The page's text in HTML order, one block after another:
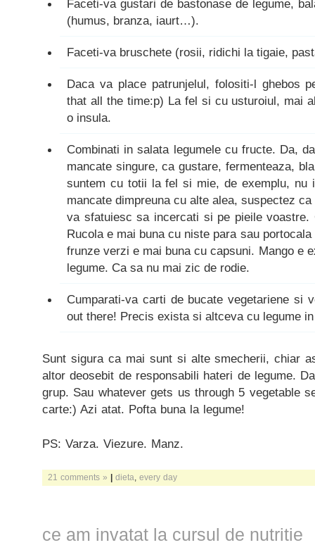
Faceti-va gustari de bastonase de legume,
(humus, branza, iaurt…).
Faceti-va bruschete (rosii, ridichi la tigaie,
Daca va place patrunjelul, folositi-l ghebos
that all the time:p) La fel si cu usturoiul, mai
o insula.
Combinati in salata legumele cu fructe. Da,
mancate singure, ca gustare, fermenteaza,
suntem cu totii la fel si mie, de exemplu, nu
mancate dimpreuna cu alte alea, suspectez
va sfatuiesc sa incercati si pe pieile
Rucola e mai buna cu niste para sau
frunze verzi e mai buna cu capsuni. Mango e
legume. Ca sa nu mai zic de rodie.
Cumparati-va carti de bucate vegetariene si
out there! Precis exista si altceva cu legume
Sunt sigura ca mai sunt si alte smecherii, chiar
altor deosebit de responsabili hateri de legume.
grup. Sau whatever gets us through 5 vegetable
carte:) Azi atat. Pofta buna la legume!
PS: Varza. Viezure. Manz.
21 comments » | dieta every day
ce am invatat la cursul de nutritie